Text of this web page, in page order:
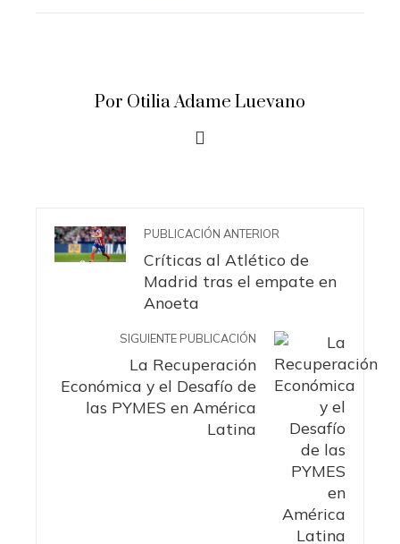
Por Otilia Adame Luevano
PUBLICACIÓN ANTERIOR
Críticas al Atlético de
Madrid tras el empate en
Anoeta
SIGUIENTE PUBLICACIÓN
La Recuperación
Económica y el Desafío de
las PYMES en América
Latina